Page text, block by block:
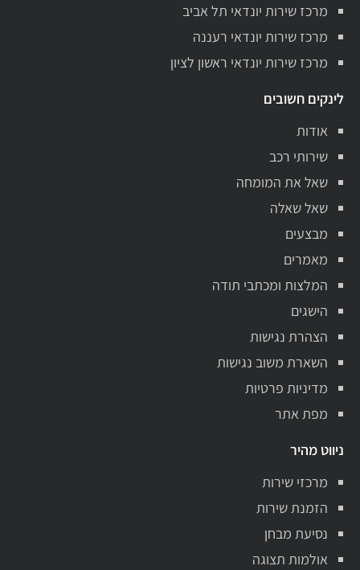
מרכז שירות יונדאי תל אביב
מרכז שירות יונדאי רעננה
מרכז שירות יונדאי ראשון לציון
לינקים חשובים
אודות
שירותי רכב
שאל את המומחה
שאל שאלה
מבצעים
מאמרים
המלצות ומכתבי תודה
הישגים
הצהרת נגישות
השארת משוב נגישות
מדיניות פרטיות
מפת אתר
ניווט מהיר
מרכזי שירות
הזמנת שירות
נסיעת מבחן
אולמות תצוגה